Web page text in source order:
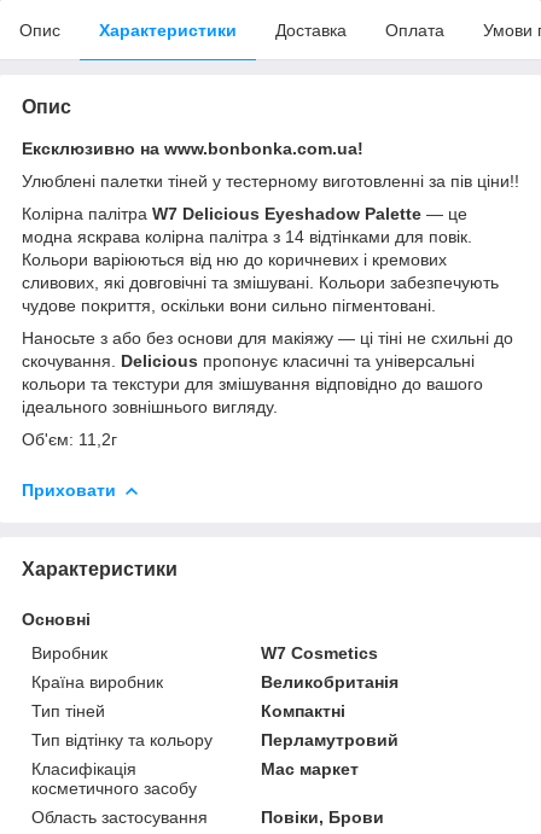
Опис Характеристики Доставка Оплата Умови
Опис
Ексклюзивно на www.bonbonka.com.ua!
Улюблені палетки тіней у тестерному виготовленні за пів ціни!!
Колірна палітра W7 Delicious Eyeshadow Palette — це
модна яскрава колірна палітра з 14 відтінками для повік.
Кольори варіюються від ню до коричневих і кремових
сливових, які довговічні та змішувані. Кольори забезпечують
чудове покриття, оскільки вони сильно пігментовані.
Наносьте з або без основи для макіяжу — ці тіні не схильні до
скочування. Delicious пропонує класичні та універсальні
кольори та текстури для змішування відповідно до вашого
ідеального зовнішнього вигляду.
Об'єм: 11,2г
Приховати
Характеристики
Основні
Виробник
W7 Cosmetics
Країна виробник
Великобританія
Тип тіней
Компактні
Тип відтінку та кольору
Перламутровий
Класифікація
косметичного засобу
Мас маркет
Область застосування
Повіки, Брови